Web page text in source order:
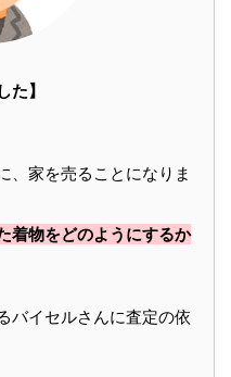
た】
、家を売ることになりま
着物をどのようにするか
バイセルさんに査定の依